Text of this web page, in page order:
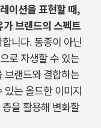
이션을 표현할 때,
브랜드의 스펙트
니다.동종이 아닌
로 자생할 수 있는
브랜드와 결합하는
있는 올드한 이미지
을 활용해 변화할